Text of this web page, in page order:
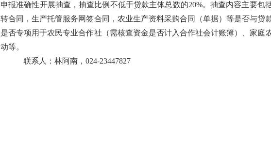
申报准确性开展抽查，抽查比例不低于贷款主体总数的20%。抽查内容主要包
转合同，生产托管服务网签合同，农业生产资料采购合同（单据）等是否与贷
是否专项用于农民专业合作社（需核查资金是否计入合作社会计账簿）、家庭
动等。
联系人：林阿南，024-23447827